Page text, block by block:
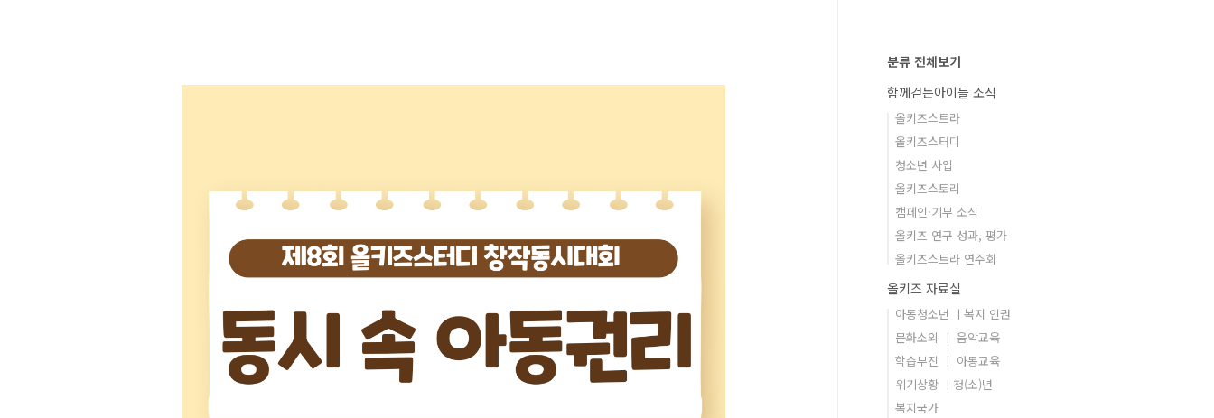
분류 전체보기
함께걷는아이들 소식
올키즈스트라
올키즈스터디
청소년 사업
올키즈스토리
캠페인·기부 소식
올키즈 연구 성과, 평가
올키즈스트라 연주회
올키즈 자료실
아동청소년 ㅣ복지 인권
문화소외 ㅣ 음악교육
학습부진 ㅣ 아동교육
위기상황 ㅣ청(소)년
복지국가